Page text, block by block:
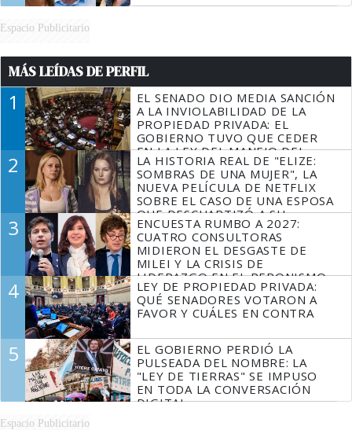
Espacio Publicitario
MÁS LEÍDAS DE PERFIL
1
EL SENADO DIO MEDIA SANCIÓN
A LA INVIOLABILIDAD DE LA
PROPIEDAD PRIVADA: EL
GOBIERNO TUVO QUE CEDER
EN LA LEY DEL MANEJO DEL
FUEGO
2
LA HISTORIA REAL DE "ELIZE:
SOMBRAS DE UNA MUJER", LA
NUEVA PELÍCULA DE NETFLIX
SOBRE EL CASO DE UNA ESPOSA
QUE DESCUARTIZÓ A SU
MARIDO
3
ENCUESTA RUMBO A 2027:
CUATRO CONSULTORAS
MIDIERON EL DESGASTE DE
MILEI Y LA CRISIS DE
LIDERAZGO EN EL PERONISMO
4
LEY DE PROPIEDAD PRIVADA:
QUÉ SENADORES VOTARON A
FAVOR Y CUÁLES EN CONTRA
5
EL GOBIERNO PERDIÓ LA
PULSEADA DEL NOMBRE: LA
"LEY DE TIERRAS" SE IMPUSO
EN TODA LA CONVERSACIÓN
DIGITAL
Espacio Publicitario